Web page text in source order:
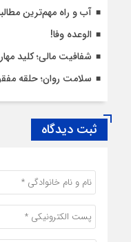
آب و راه مهم‌ترین
الوعده وفا!
شفافیت مالی؛ کلید
سلامت روان؛ حلقه
ثبت دیدگاه